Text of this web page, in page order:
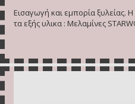
Εισαγωγή και εμπορία ξυλείας. Η
τα εξής υλικα : Μελαμίνες